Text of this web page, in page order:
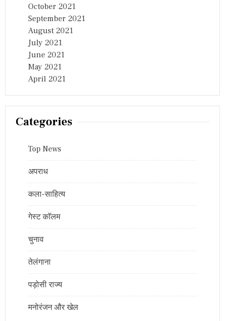
October 2021
September 2021
August 2021
July 2021
June 2021
May 2021
April 2021
Categories
Top News
अपराध
कला-साहित्य
गेस्ट कॉलम
चुनाव
तेलंगाना
पड़ोसी राज्य
मनोरंजन और खेल